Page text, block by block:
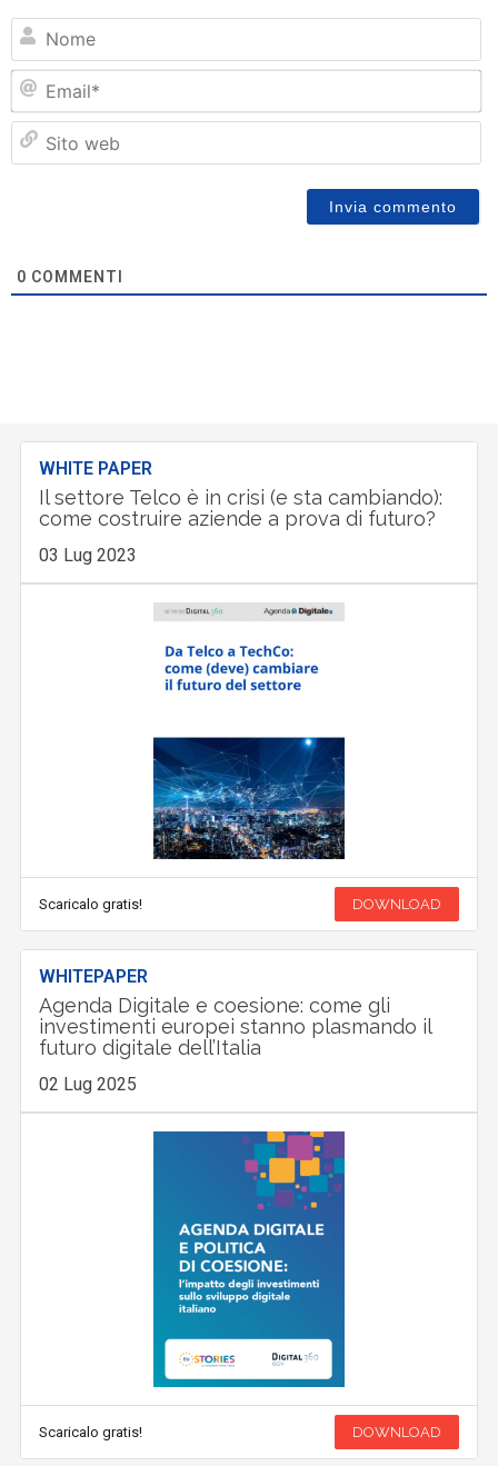
0 COMMENTI
WHITE PAPER
Il settore Telco è in crisi (e sta cambiando):
come costruire aziende a prova di futuro?
03 Lug 2023
Scaricalo gratis! DOWNLOAD
WHITEPAPER
Agenda Digitale e coesione: come gli
investimenti europei stanno plasmando il
futuro digitale dell’Italia
02 Lug 2025
Scaricalo gratis! DOWNLOAD